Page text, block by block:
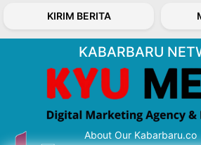
KIRIM BERITA
KABARBARU
About Our Kabarbaru.co